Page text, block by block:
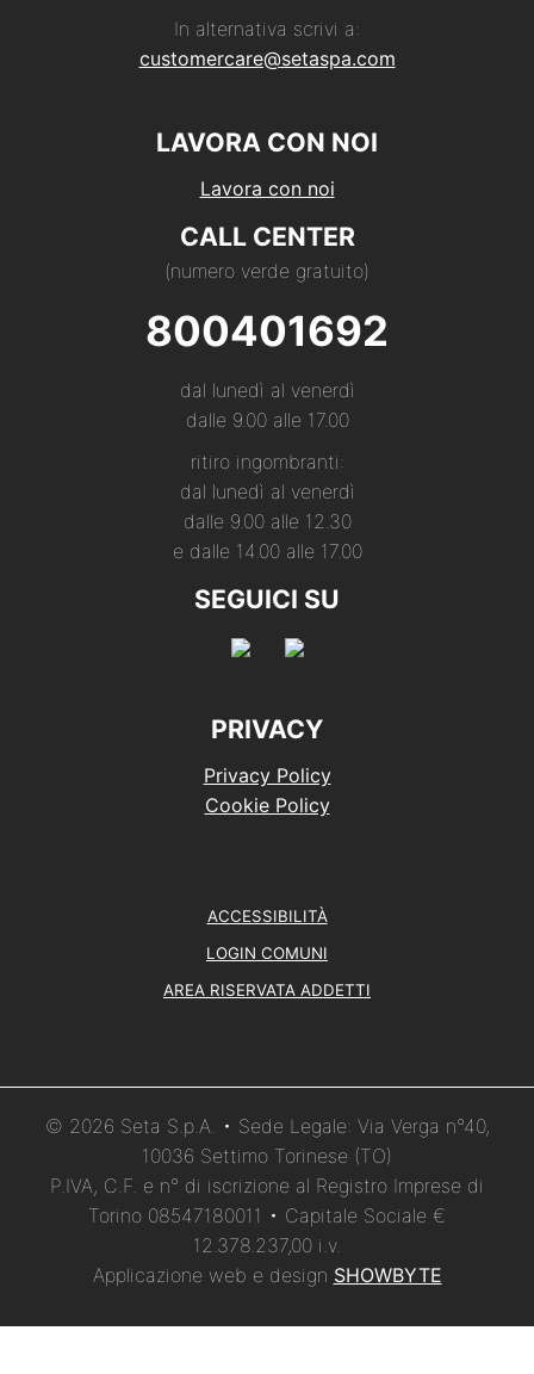
In alternativa scrivi a:
customercare@setaspa.com
LAVORA CON NOI
Lavora con noi
CALL CENTER
(numero verde gratuito)
800401692
dal lunedì al venerdì
dalle 9.00 alle 17.00
ritiro ingombranti:
dal lunedì al venerdì
dalle 9.00 alle 12.30
e dalle 14.00 alle 17.00
SEGUICI SU
PRIVACY
Privacy Policy
Cookie Policy
ACCESSIBILITÀ
LOGIN COMUNI
AREA RISERVATA ADDETTI
© 2026 Seta S.p.A. • Sede Legale: Via Verga n°40,
10036 Settimo Torinese (TO)
P.IVA, C.F. e n° di iscrizione al Registro Imprese di
Torino 08547180011 • Capitale Sociale €
12.378.237,00 i.v.
Applicazione web e design SHOWBYTE